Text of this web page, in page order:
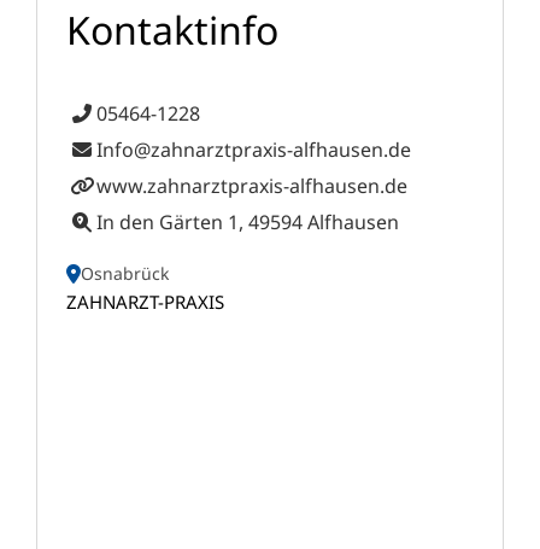
Kontaktinfo
05464-1228
Info@zahnarztpraxis-alfhausen.de
www.zahnarztpraxis-alfhausen.de
In den Gärten 1, 49594 Alfhausen
Osnabrück
ZAHNARZT-PRAXIS